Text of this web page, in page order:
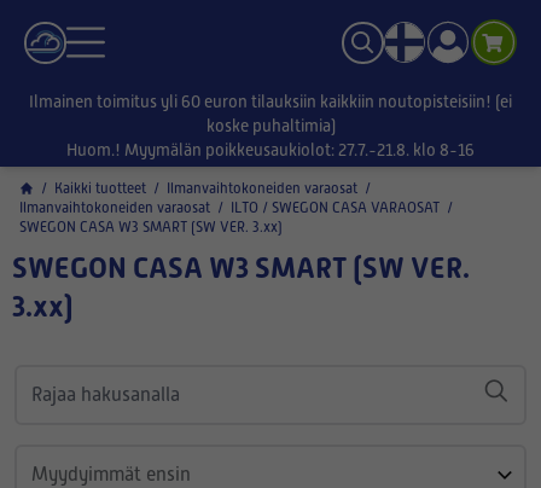
Ilmainen toimitus yli 60 euron tilauksiin kaikkiin noutopisteisiin! (ei
koske puhaltimia)
Huom.! Myymälän poikkeusaukiolot: 27.7.-21.8. klo 8-16
/ Kaikki tuotteet / Ilmanvaihtokoneiden varaosat /
Ilmanvaihtokoneiden varaosat / ILTO / SWEGON CASA VARAOSAT /
SWEGON CASA W3 SMART (SW VER. 3.xx)
SWEGON CASA W3 SMART (SW VER.
3.xx)